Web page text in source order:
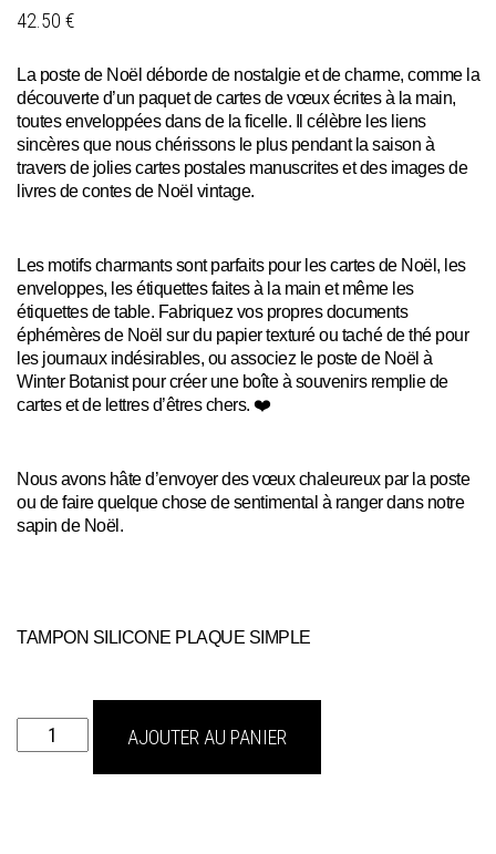
42.50 €
La poste de Noël déborde de nostalgie et de charme, comme la
découverte d’un paquet de cartes de vœux écrites à la main,
toutes enveloppées dans de la ficelle. Il célèbre les liens
sincères que nous chérissons le plus pendant la saison à
travers de jolies cartes postales manuscrites et des images de
livres de contes de Noël vintage.
Les motifs charmants sont parfaits pour les cartes de Noël, les
enveloppes, les étiquettes faites à la main et même les
étiquettes de table. Fabriquez vos propres documents
éphémères de Noël sur du papier texturé ou taché de thé pour
les journaux indésirables, ou associez le poste de Noël à
Winter Botanist pour créer une boîte à souvenirs remplie de
cartes et de lettres d’êtres chers. ❤️
Nous avons hâte d’envoyer des vœux chaleureux par la poste
ou de faire quelque chose de sentimental à ranger dans notre
sapin de Noël.
TAMPON SILICONE PLAQUE SIMPLE
quantité
de
AJOUTER AU PANIER